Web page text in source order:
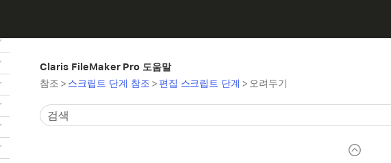
Claris FileMaker Pro 도움말
참조 > 스크립트 단계 참조 > 편집 스크립트 단계 > 오려두기